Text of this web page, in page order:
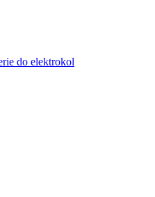
do elektrokol